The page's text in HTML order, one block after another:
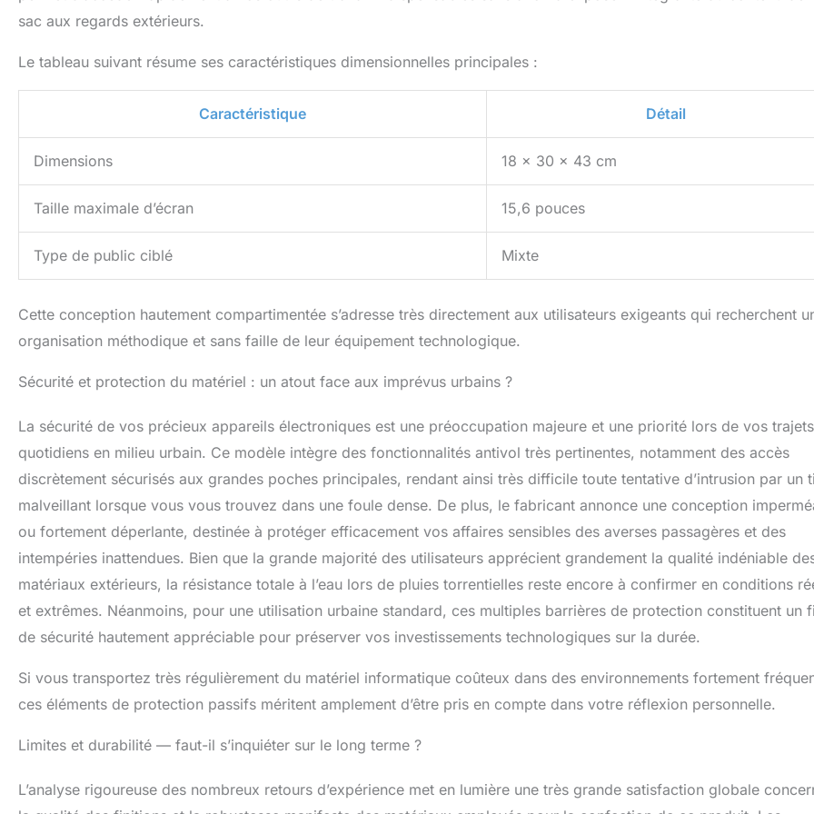
sac aux regards extérieurs.
Le tableau suivant résume ses caractéristiques dimensionnelles principales :
Caractéristique Détail
Dimensions 18 x 30 x 43 cm
Taille maximale d’écran 15,6 pouces
Type de public ciblé Mixte
Cette conception hautement compartimentée s’adresse très directement aux utilisateurs exigeants qui recherchent
organisation méthodique et sans faille de leur équipement technologique.
Sécurité et protection du matériel : un atout face aux imprévus urbains ?
La sécurité de vos précieux appareils électroniques est une préoccupation majeure et une priorité lors de vos trajets
quotidiens en milieu urbain. Ce modèle intègre des fonctionnalités antivol très pertinentes, notamment des accès
discrètement sécurisés aux grandes poches principales, rendant ainsi très difficile toute tentative d’intrusion par un
malveillant lorsque vous vous trouvez dans une foule dense. De plus, le fabricant annonce une conception
ou fortement déperlante, destinée à protéger efficacement vos affaires sensibles des averses passagères et des
intempéries inattendues. Bien que la grande majorité des utilisateurs apprécient grandement la qualité indéniable
matériaux extérieurs, la résistance totale à l’eau lors de pluies torrentielles reste encore à confirmer en conditions
et extrêmes. Néanmoins, pour une utilisation urbaine standard, ces multiples barrières de protection constituent un
de sécurité hautement appréciable pour préserver vos investissements technologiques sur la durée.
Si vous transportez très régulièrement du matériel informatique coûteux dans des environnements fortement
ces éléments de protection passifs méritent amplement d’être pris en compte dans votre réflexion personnelle.
Limites et durabilité — faut-il s’inquiéter sur le long terme ?
L’analyse rigoureuse des nombreux retours d’expérience met en lumière une très grande satisfaction globale